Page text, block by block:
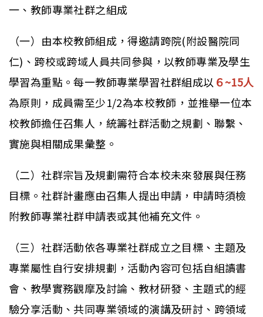
一、教師專業社群之組成
（一）由本校教師組成，得邀請跨院(附設醫院同
仁)、跨校或跨域人員共同參與，以教師專業及學生
學習為重點。每一教師專業學習社群組成以 ６~15人
為原則，成員需至少1/2為本校教師，並推舉一位本
校教師擔任召集人，統籌社群活動之規劃、聯繫、
實施與相關成果彙整。
（二）社群宗旨及規劃需符合本校未來發展與任務
目標。社群計畫應由召集人提出申請，申請時須檢
附教師專業社群申請表或其他補充文件。
（三）社群活動依各專業社群成立之目標、主題及
專業屬性自行安排規劃，活動內容可包括自組讀書
會、教學實務觀摩及討論、教材研發、主題式的經
驗分享活動、共同專業領域的演講及研討、跨領域